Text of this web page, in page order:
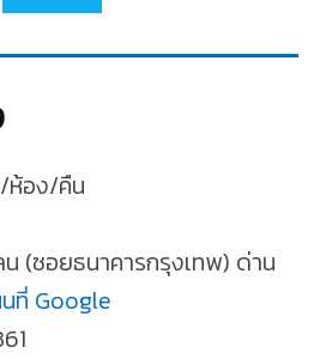
อง/คืน
(ซอยธนาคารกรุงเทพ) ด่าน
ที่ Google